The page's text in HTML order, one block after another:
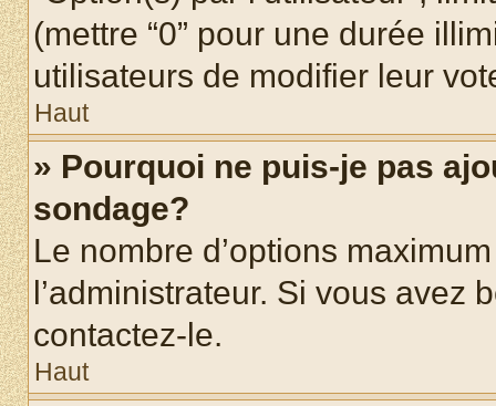
(mettre “0” pour une durée
utilisateurs de modifier leur
Haut
» Pourquoi ne puis-je pas
sondage?
Le nombre d’options
l’administrateur. Si vous avez
contactez-le.
Haut